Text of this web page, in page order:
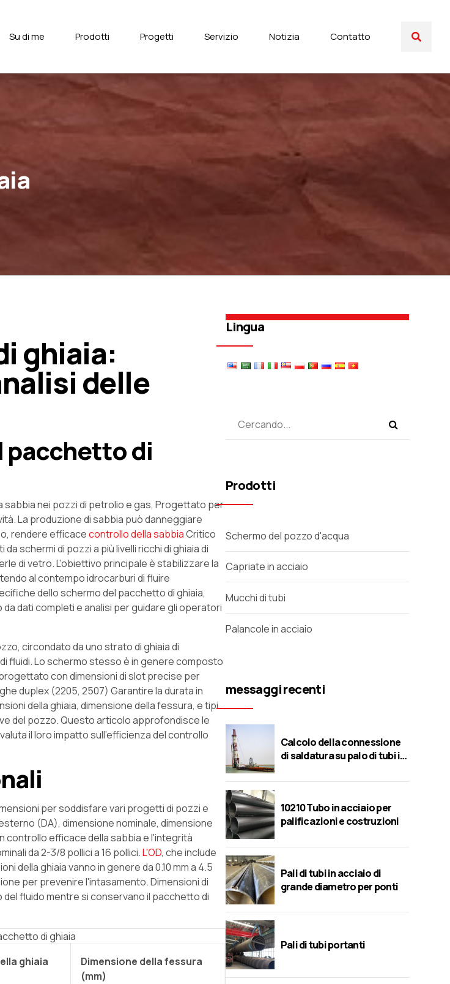
Su di me Prodotti Progetti Servizio Notizia Contatto
ghiaia:
delle
pacchetto di
sabbia nei pozzi di petrolio e gas, Progettato per
La produzione di sabbia può danneggiare
rendere efficacecontrollo della sabbiaCritico
schermi di pozzi a più livelli ricchi di ghiaia di
di vetro. L'obiettivo principale è stabilizzare la
al contempo idrocarburi di fluire
dello schermo del pacchetto di ghiaia,
dati completi e analisi per guidare gli operatori
circondato da uno strato di ghiaia di
fluidi. Lo schermo stesso è in genere composto
con dimensioni di slot precise per
duplex (2205, 2507) Garantire la durata in
della ghiaia, dimensione della fessura, e tipi
del pozzo. Questo articolo approfondisce le
il loro impatto sull'efficienza del controllo
per soddisfare vari progetti di pozzi e
(DA), dimensione nominale, dimensione
controllo efficace della sabbia e l'integrità
da 2-3/8 pollici a 16 pollici.L'OD, che include
della ghiaia vanno in genere da 0.10 mm a 4.5
per prevenire l'intasamento. Dimensioni di
fluido mentre si conservano il pacchetto di
di ghiaia
ghiaia
Dimensione della fessura
(mm)
Lingua
Prodotti
Schermo del pozzo d'acqua
Capriate in acciaio
Mucchi di tubi
Palancole in acciaio
messaggi recenti
Calcolo della connessione
di saldatura su palo di tubi in
10210 Tubo in acciaio per
palificazioni e costruzioni
Pali di tubi in acciaio di
grande diametro per ponti
Pali di tubi portanti